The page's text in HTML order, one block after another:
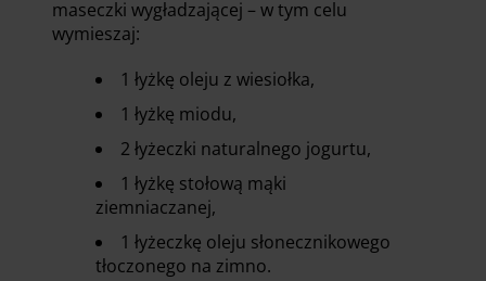
maseczki wygładzającej – w tym celu
wymieszaj:
1 łyżkę oleju z wiesiołka,
1 łyżkę miodu,
2 łyżeczki naturalnego jogurtu,
1 łyżkę stołową mąki
ziemniaczanej,
1 łyżeczkę oleju słonecznikowego
tłoczonego na zimno.